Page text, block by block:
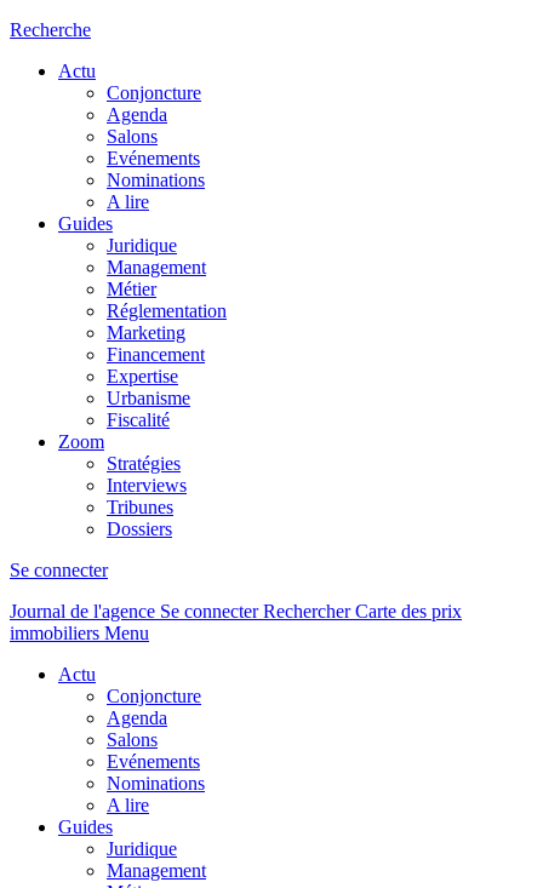
Recherche
Actu
Conjoncture
Agenda
Salons
Evénements
Nominations
A lire
Guides
Juridique
Management
Métier
Réglementation
Marketing
Financement
Expertise
Urbanisme
Fiscalité
Zoom
Stratégies
Interviews
Tribunes
Dossiers
Se connecter
Journal de l'agence Se connecterRechercher Carte des prix
immobiliers Menu
Actu
Conjoncture
Agenda
Salons
Evénements
Nominations
A lire
Guides
Juridique
Management